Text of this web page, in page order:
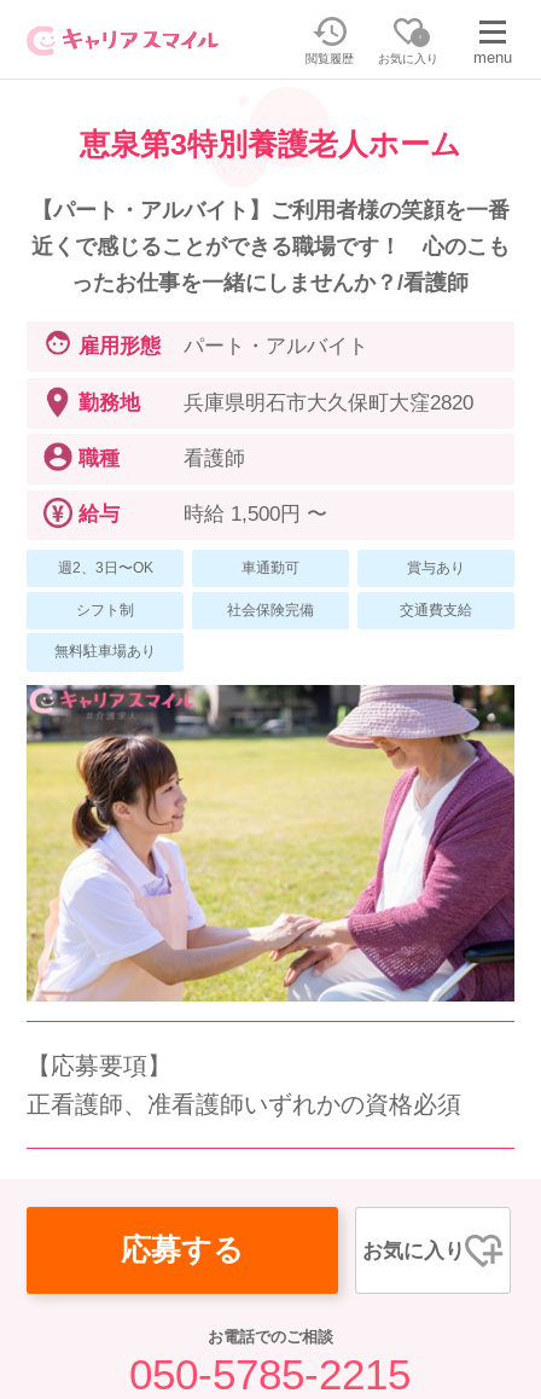
閲覧履歴
0
お気に入り menu
無料相談・お問い合わせはこちら
無料転職相談・お問い合わせの内容を
選択してください
派遣で働く
その他のお問い合わせ
採用担当者様はこちら
正社員・パートの求人を探す
介護のリスキリング
キャリアスマイルとは
スマイルカのsmileコラム
FAQ
紹介会社を使うメリットについて
介護・看護のお仕事について
利用者の声
WEB勤怠
支店連絡先一覧
会社概要 個人情報保護方針 利用規約
恵泉第3特別養護老人ホーム
【パート・アルバイト】ご利用者様の笑顔を一番
近くで感じることができる職場です！ 心のこも
ったお仕事を一緒にしませんか？/看護師
雇用形態 パート・アルバイト
勤務地 兵庫県明石市大久保町大窪2820
職種 看護師
給与 時給 1,500円 〜
週2、3日〜OK 車通勤可 賞与あり
シフト制 社会保険完備 交通費支給
無料駐車場あり
【応募要項】
正看護師、准看護師いずれかの資格必須
応募する お気に入り
お電話でのご相談
050-5785-2215